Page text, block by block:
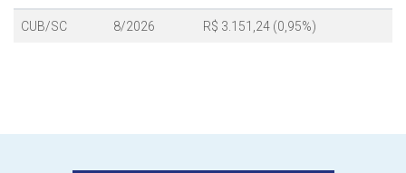
CUB/SC 8/2026 R$ 3.151,24 (0,95%)